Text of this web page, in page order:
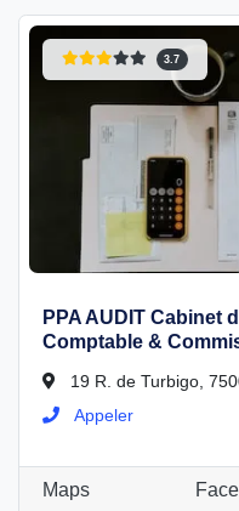
3.7
PPA AUDIT Cabinet
Comptable &
19 R. de Turbigo,
Appeler
Maps